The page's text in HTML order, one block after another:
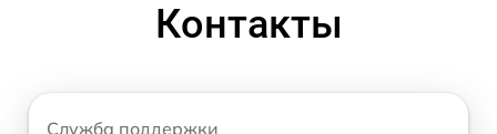
Контакты
Служба поддержки